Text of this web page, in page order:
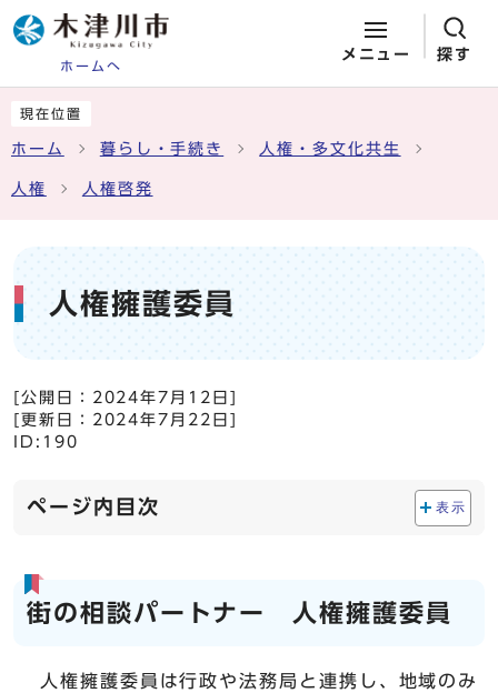
ホームへ
メニュー 探す
現在位置
ホーム 暮らし・手続き 人権・多文化共生
人権 人権啓発
人権擁護委員
[公開日： 2024年7月12日
[更新日： 2024年7月22日
ID:190
ページ内目次 表示
街の相談パートナー 人権擁護委員
人権擁護委員は行政や法務局と連携し、地域のみ